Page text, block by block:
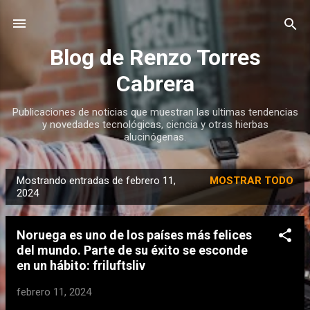
Ir al contenido principal
Blog de Renzo Torres
Cabrera
Publicaciones de noticias que muestran las ultimas tendencias
y novedades tecnológicas, ciencia y otras hierbas
alucinógenas.
E
n
Mostrando entradas de febrero 11,
2024
MOSTRAR TODO
Noruega es uno de los países más felices
del mundo. Parte de su éxito se esconde
en un hábito: friluftsliv
febrero 11, 2024